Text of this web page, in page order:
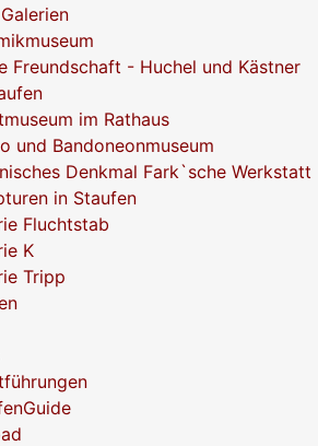
Freundschaft - Huchel und Kästner
im Rathaus
und Bandoneonmuseum
Denkmal Fark`sche Werkstatt
in Staufen
Fluchtstab
K
Tripp